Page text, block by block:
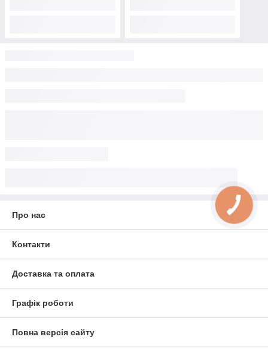
Про нас
Контакти
Доставка та оплата
Графік роботи
Повна версія сайту